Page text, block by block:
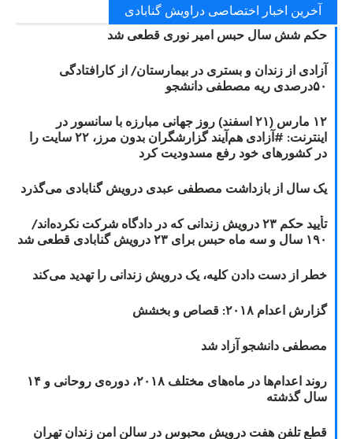
آخرین اخبار اختصاصی دراویش گنابادی
حکم شش سال حبس امیر نوری قطعی شد
آزادی از زندان و بستری در بیمارستان/ از کارافتادگی
۵۰درصدی ریه مصطفی دانشجو
۱۲ مارس (۲۱ اسفند) روز جهانی مبارزه با سانسور در
اینترنت: #آزادی هم‌آیند گزارشگران‌ بدون مرز، ۲۲ سایت را
در کشورهای خود رفع مسدودیت کرد
یک سال از بازداشت مصطفی عبدی درویش گنابادی می‌گذرد
تأیید حکم ۲۳ درویش زندانی که در دادگاه شرکت نکرده‌اند/
۱۹۰ سال و سه ماه حبس برای ۲۳ درویش گنابادی قطعی شد
خطر از دست دادن کلیه، یک درویش زندانی را تهدید می‌کند
گزارش اعدام ۲۰۱۸: قصاص و بخشش
مصطفی دانشجو آزاد شد
روند اعدام‌ها در ماه‌های مختلف ۲۰۱۸، دوره‌ی روحانی و ۱۴
سال گذشته
قطع تلفن هفت درویش محبوس در سالن امن زندان تهران